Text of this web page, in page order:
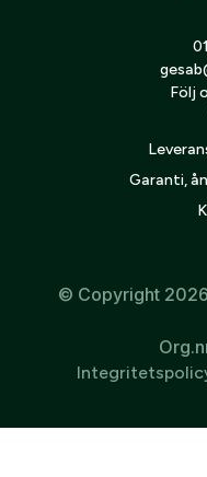
Följ
Garanti,
© Copyright